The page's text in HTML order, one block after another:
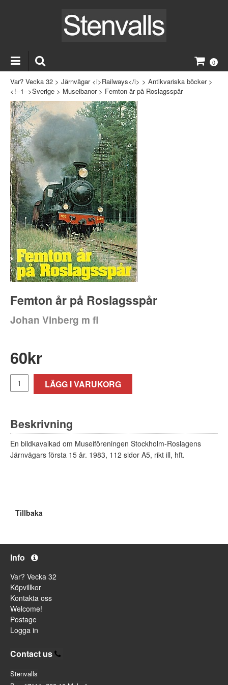
0
Var? Vecka 32 > Järnvägar <i>Railways</i> > Antikvariska böcker>
<!--1-->Sverige > Museibanor> Femton år på Roslagsspår
Femton år på Roslagsspår
Johan Vinberg m fl
60kr
LÄGG I VARUKORG
Beskrivning
En bildkavalkad om Museiföreningen Stockholm-Roslagens
Järnvägars första 15 år. 1983, 112 sidor A5, rikt ill, hft.
Tillbaka
Info
Var? Vecka 32
Köpvillkor
Kontakta oss
Welcome!
Postage
Logga in
Contact us
Stenvalls